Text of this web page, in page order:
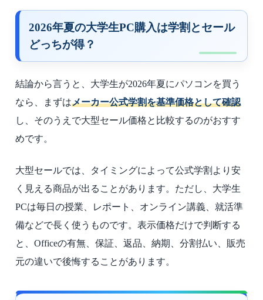
2026年夏の大学生PC購入は学割とセール
どっちが得？
結論から言うと、大学生が2026年夏にパソコンを買う
なら、まずはメーカー公式学割を基準価格として確認
し、そのうえで大型セール価格と比較するのがおすす
めです。
大型セールでは、タイミングによって公式学割より安
く見える商品が出ることがあります。ただし、大学生
PCは毎日の授業、レポート、オンライン講義、就活準
備などで長く使うものです。表示価格だけで判断する
と、Officeの有無、保証、返品、納期、分割払い、販売
元の違いで後悔することがあります。